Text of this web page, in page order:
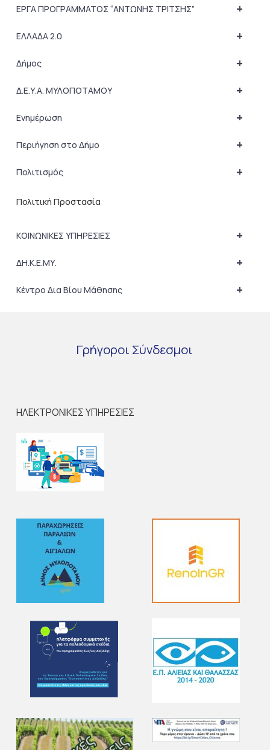
+
ΕΡΓΑ ΠΡΟΓΡΑΜΜΑΤΟΣ “ΑΝΤΩΝΗΣ ΤΡΙΤΣΗΣ”
+
ΕΛΛΑΔΑ 2.0
+
Δήμος
+
Δ.Ε.Υ.Α. ΜΥΛΟΠΟΤΑΜΟΥ
+
Ενημέρωση
+
Περιήγηση στο Δήμο
+
Πολιτισμός
Πολιτική Προστασία
+
ΚΟΙΝΩΝΙΚΕΣ ΥΠΗΡΕΣΙΕΣ
+
ΔΗ.Κ.Ε.ΜΥ.
+
Κέντρο Δια Βίου Μάθησης
Γρήγοροι Σύνδεσμοι
ΗΛΕΚΤΡΟΝΙΚΕΣ ΥΠΗΡΕΣΙΕΣ